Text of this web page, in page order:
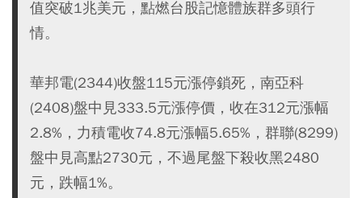
值突破1兆美元，點燃台股記憶體族群多頭行
情。
華邦電(2344)收盤115元漲停鎖死，南亞科
(2408)盤中見333.5元漲停價，收在312元漲幅
2.8%，力積電收74.8元漲幅5.65%，群聯(8299)
盤中見高點2730元，不過尾盤下殺收黑2480
元，跌幅1%。